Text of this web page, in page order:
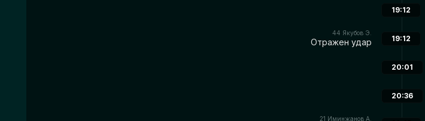
19:12
44 Якубов Э.
Отражен удар 19:12
20:01
20:36
21 Иминжанов А.